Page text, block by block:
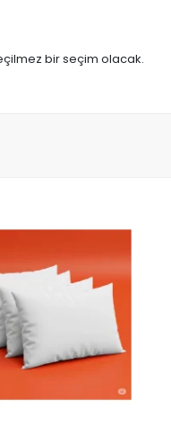
bir seçim olacak.